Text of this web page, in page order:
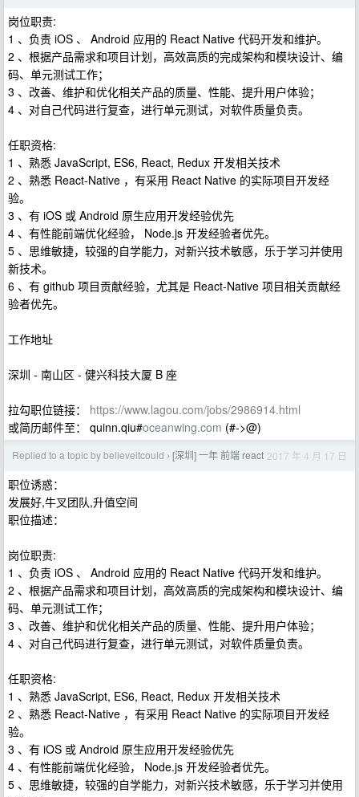
岗位职责:
1 、负责 iOS 、 Android 应用的 React Native 代码开发和维护。
2 、根据产品需求和项目计划，高效高质的完成架构和模块设计、编
码、单元测试工作；
3 、改善、维护和优化相关产品的质量、性能、提升用户体验；
4 、对自己代码进行复查，进行单元测试，对软件质量负责。
任职资格:
1 、熟悉 JavaScript, ES6, React, Redux 开发相关技术
2 、熟悉 React-Native ，有采用 React Native 的实际项目开发经
验。
3 、有 iOS 或 Android 原生应用开发经验优先
4 、有性能前端优化经验， Node.js 开发经验者优先。
5 、思维敏捷，较强的自学能力，对新兴技术敏感，乐于学习并使用
新技术。
6 、有 github 项目贡献经验，尤其是 React-Native 项目相关贡献经
验者优先。
工作地址
深圳 - 南山区 - 健兴科技大厦 B 座
拉勾职位链接： https://www.lagou.com/jobs/2986914.html
或简历邮件至： quinn.qiu#oceanwing.com (#->@)
Replied to a topic by believeitcould › [深圳] 一年 前端 react 2017 年 4 月 17 日
职位诱惑：
发展好,牛叉团队,升值空间
职位描述：
岗位职责:
1 、负责 iOS 、 Android 应用的 React Native 代码开发和维护。
2 、根据产品需求和项目计划，高效高质的完成架构和模块设计、编
码、单元测试工作；
3 、改善、维护和优化相关产品的质量、性能、提升用户体验；
4 、对自己代码进行复查，进行单元测试，对软件质量负责。
任职资格:
1 、熟悉 JavaScript, ES6, React, Redux 开发相关技术
2 、熟悉 React-Native ，有采用 React Native 的实际项目开发经
验。
3 、有 iOS 或 Android 原生应用开发经验优先
4 、有性能前端优化经验， Node.js 开发经验者优先。
5 、思维敏捷，较强的自学能力，对新兴技术敏感，乐于学习并使用